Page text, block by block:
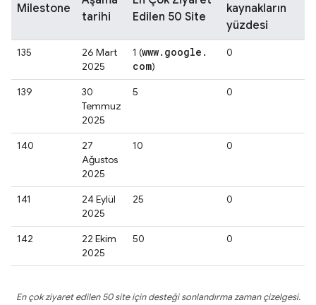
Milestone
tarihi
Edilen 50 Site
kaynakların
yüzdesi
135
26 Mart
2025
1 (www. google .
com)
0
139
30
Temmuz
2025
5 0
140
27
Ağustos
2025
10 0
141
24 Eylül
2025
25 0
142
22 Ekim
2025
50 0
En çok ziyaret edilen 50 site için desteği sonlandırma zaman çizelgesi.